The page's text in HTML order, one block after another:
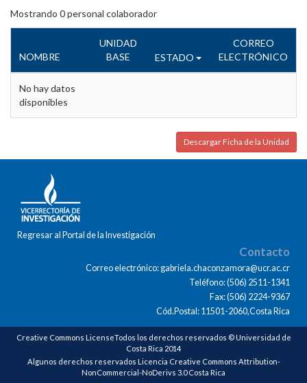
Mostrando 0personal colaborador
NOMBRE
UNIDAD
BASE
ESTADO
CORREO
ELECTRÓNICO
No hay datos
disponibles
Descargar Ficha de la Unidad
Regresar al Portal de la Investigación
Contacto
Correo electrónico: gabriela.chaconzamora@ucr.ac.cr
Teléfono: (506) 2511-1341
Fax: (506) 2224-9367
Cód.Postal: 11501-2060,Costa Rica
Creative Commons LicenseTodos los derechos reservados © Universidad de
Costa Rica 2014
Algunos derechos reservados Licencia Creative Commons Attribution-
NonCommercial-NoDerivs 3.0 Costa Rica